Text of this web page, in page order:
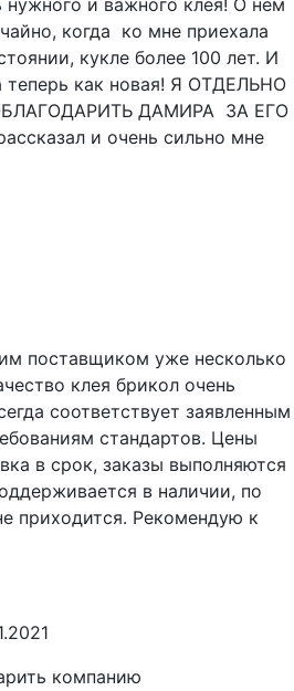
нужного и важного клея! О нем
когда ко мне приехала
кукле более 100 лет. И
теперь как новая! Я ОТДЕЛЬНО
ДАМИРА ЗА ЕГО
и очень сильно мне
поставщиком уже несколько
клея брикол очень
соответствует заявленным
стандартов. Цены
в срок, заказы выполняются
в наличии, по
приходится. Рекомендую к
компанию